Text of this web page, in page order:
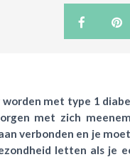
met type 1
met zich
verbonden en je
letten als je